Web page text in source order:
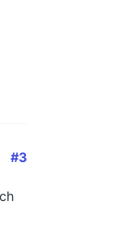
#3